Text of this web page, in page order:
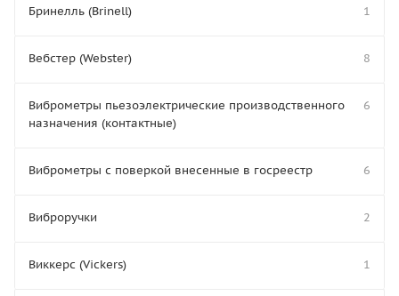
Бринелль (Brinell) 1
Вебстер (Webster) 8
Виброметры пьезоэлектрические производственного
назначения (контактные)
6
Виброметры с поверкой внесенные в госреестр 6
Виброручки 2
Виккерс (Vickers) 1